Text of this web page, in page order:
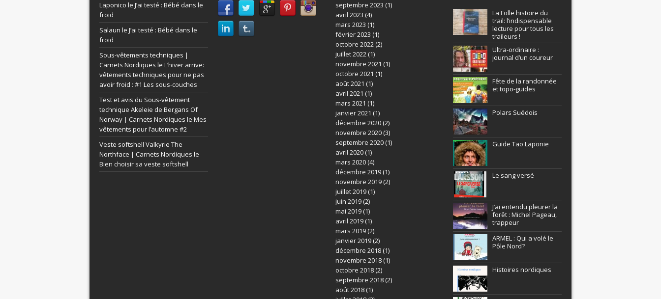
Laponico le J’ai testé : Bébé dans le
froid
Salaun le J’ai testé : Bébé dans le
froid
Sous-vêtements techniques |
Carnets Nordiques le L’hiver arrive:
vêtements techniques pour ne pas
avoir froid : #1 Les sous-couches
Test et avis du Sous-vêtement
technique Akeleie de Bergans Of
Norway | Carnets Nordiques le Mes
vêtements pour l’automne #2
Veste softshell Valkyrie The
Northface | Carnets Nordiques le
Bien choisir sa veste softshell
septembre 2023 (1)
avril 2023 (4)
mars 2023 (1)
février 2023 (1)
octobre 2022(2)
juillet 2022(1)
novembre 2021 (1)
octobre 2021 (1)
août 2021 (1)
avril 2021 (1)
mars 2021 (1)
janvier 2021 (1)
décembre 2020(2)
novembre 2020(3)
septembre 2020(1)
avril 2020(1)
mars 2020(4)
décembre 2019(1)
novembre 2019(2)
juillet 2019(1)
juin 2019(2)
mai 2019(1)
avril 2019(1)
mars 2019(2)
janvier 2019(2)
décembre 2018(1)
novembre 2018(1)
octobre 2018(2)
septembre 2018(2)
août 2018(1)
La Folle histoire du
trail: l’indispensable
lecture pour tous les
traileurs !
Ultra-ordinaire :
journal d’un coureur
Fête de la randonnée
et topo-guides
Polars Suédois
Guide Tao Laponie
Le sang versé
J’ai entendu pleurer la
forêt : Michel Pageau,
trappeur
ARMEL : Qui a volé le
Pôle Nord?
Histoires nordiques